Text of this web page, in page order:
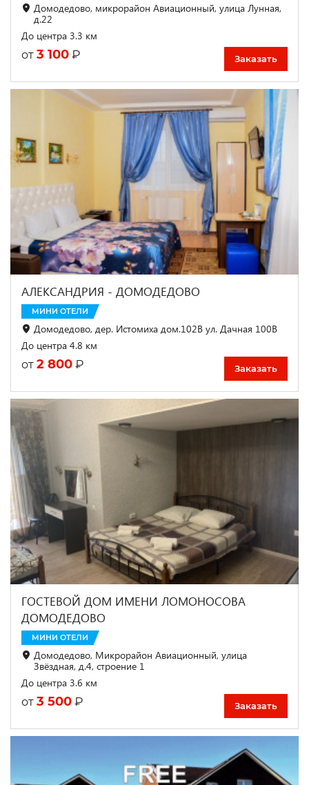
Домодедово, микрорайон Авиационный, улица Лунная,
д.22
До центра 3.3 км
от 3 100 ₽ Заказать
АЛЕКСАНДРИЯ - ДОМОДЕДОВО
МИНИ ОТЕЛИ
Домодедово, дер. Истомиха дом.102В ул. Дачная 100В
До центра 4.8 км
от 2 800 ₽ Заказать
ГОСТЕВОЙ ДОМ ИМЕНИ ЛОМОНОСОВА
ДОМОДЕДОВО
МИНИ ОТЕЛИ
Домодедово, Микрорайон Авиационный, улица
Звёздная, д.4, строение 1
До центра 3.6 км
от 3 500 ₽ Заказать